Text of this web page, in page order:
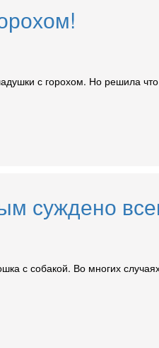
с горохом. Но решила
суждено
с собакой. Во многих